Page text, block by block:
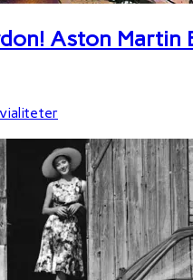
Aston Martin